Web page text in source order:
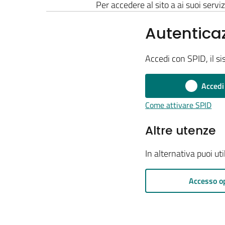
Per accedere al sito a ai suoi
Accedi con SPID, il
Come attivare SPID
Altre utenze
In alternativa puoi
Accesso